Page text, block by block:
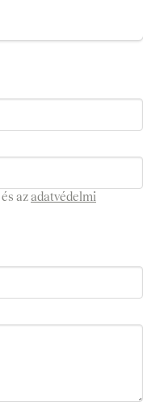
és azadatvédelmi